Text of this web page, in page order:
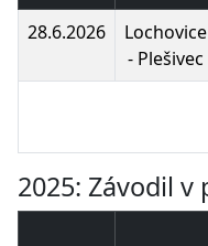
28.6.2026
Lochovice
- Plešivec
2025: Závodil